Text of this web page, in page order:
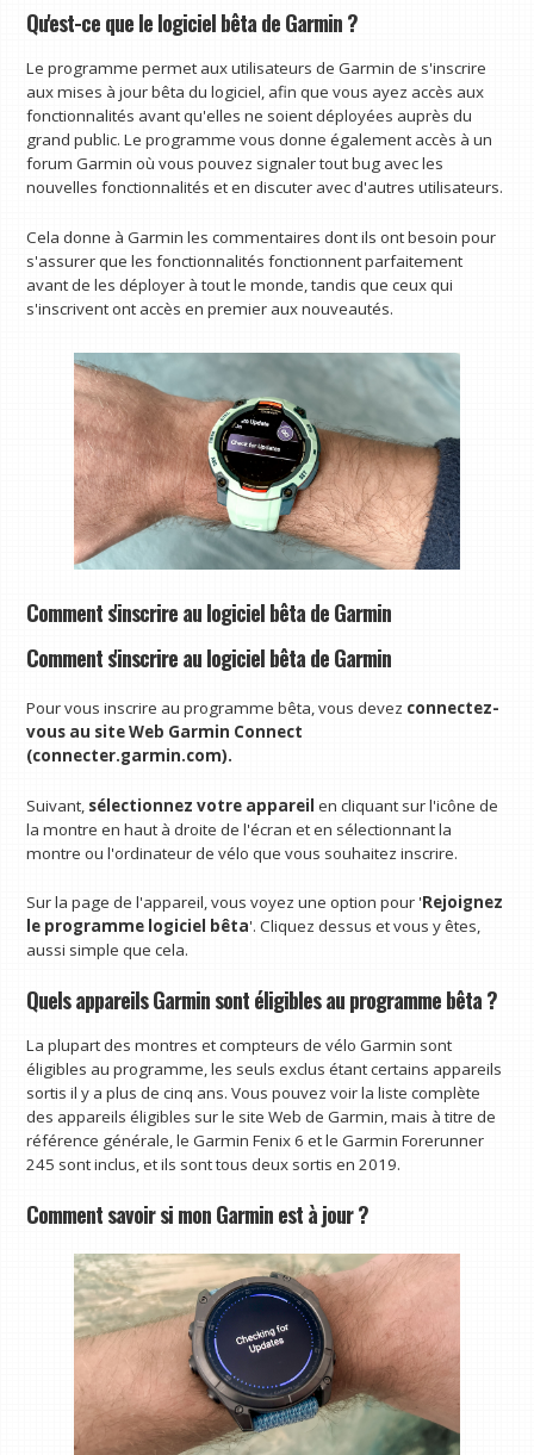
Qu'est-ce que le logiciel bêta de Garmin ?
Le programme permet aux utilisateurs de Garmin de s'inscrire
aux mises à jour bêta du logiciel, afin que vous ayez accès aux
fonctionnalités avant qu'elles ne soient déployées auprès du
grand public. Le programme vous donne également accès à un
forum Garmin où vous pouvez signaler tout bug avec les
nouvelles fonctionnalités et en discuter avec d'autres utilisateurs.
Cela donne à Garmin les commentaires dont ils ont besoin pour
s'assurer que les fonctionnalités fonctionnent parfaitement
avant de les déployer à tout le monde, tandis que ceux qui
s'inscrivent ont accès en premier aux nouveautés.
Comment s'inscrire au logiciel bêta de Garmin
Comment s'inscrire au logiciel bêta de Garmin
Pour vous inscrire au programme bêta, vous devez connectez-
vous au site Web Garmin Connect
(connecter.garmin.com).
Suivant, sélectionnez votre appareil en cliquant sur l'icône de
la montre en haut à droite de l'écran et en sélectionnant la
montre ou l'ordinateur de vélo que vous souhaitez inscrire.
Sur la page de l'appareil, vous voyez une option pour 'Rejoignez
le programme logiciel bêta'. Cliquez dessus et vous y êtes,
aussi simple que cela.
Quels appareils Garmin sont éligibles au programme bêta ?
La plupart des montres et compteurs de vélo Garmin sont
éligibles au programme, les seuls exclus étant certains appareils
sortis il y a plus de cinq ans. Vous pouvez voir la liste complète
des appareils éligibles sur le site Web de Garmin, mais à titre de
référence générale, le Garmin Fenix ​​6 et le Garmin Forerunner
245 sont inclus, et ils sont tous deux sortis en 2019.
Comment savoir si mon Garmin est à jour ?